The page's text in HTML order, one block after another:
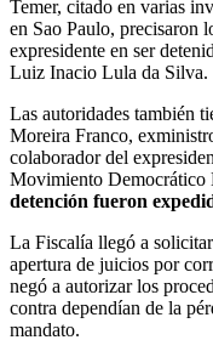
Temer, citado en varias
en Sao Paulo, precisaron
expresidente en ser
Luiz Inacio Lula da Silva.
Las autoridades también
Moreira Franco,
colaborador del
Movimiento
detención fueron
La Fiscalía llegó a
apertura de juicios por
negó a autorizar los
contra dependían de la
mandato.